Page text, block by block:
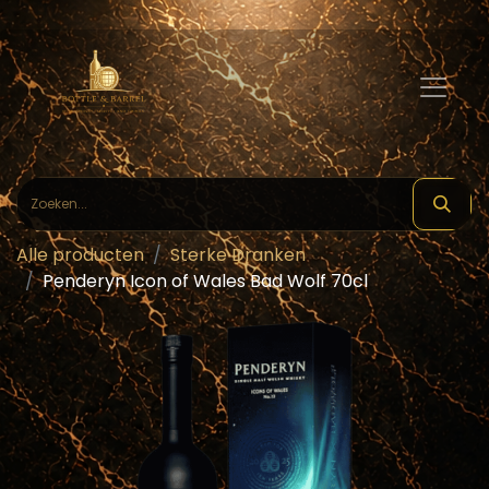
Alle producten
Sterke Dranken
Penderyn Icon of Wales Bad Wolf 70cl